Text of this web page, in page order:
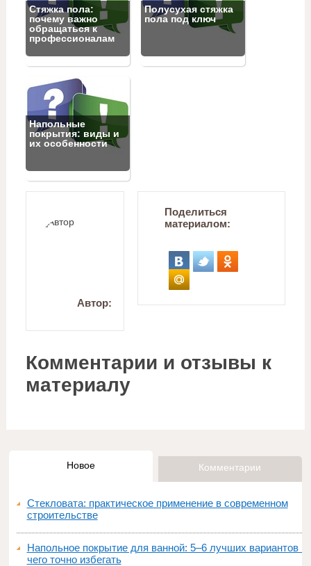
Стяжка пола:
почему важно
обращаться к
профессионалам
Полусухая стяжка
пола под ключ
Напольные
покрытия: виды и
их особенности
Автор:
Поделиться
материалом:
Комментарии и отзывы к
материалу
Новое Комментарии
Стекловата: практическое применение в современном
строительстве
Напольное покрытие для ванной: 5–6 лучших вариантов и
чего точно избегать